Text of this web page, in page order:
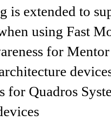
is extended to
using Fast
for
for Quadros